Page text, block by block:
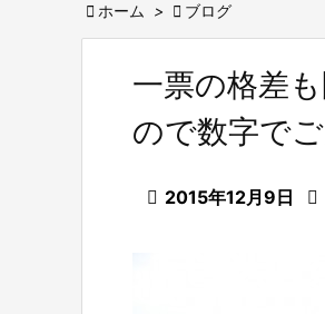
 ホーム >  ブログ
一票の格差
ので数字で
 2015年12月9日 